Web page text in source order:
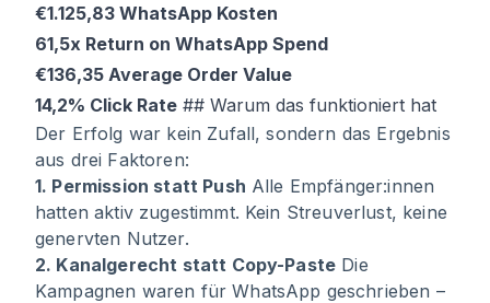
€1.125,83 WhatsApp Kosten
61,5x Return on WhatsApp Spend
€136,35 Average Order Value
14,2% Click Rate ## Warum das funktioniert hat
Der Erfolg war kein Zufall, sondern das Ergebnis
aus drei Faktoren:
1. Permission statt Push Alle Empfänger:innen
hatten aktiv zugestimmt. Kein Streuverlust, keine
genervten Nutzer.
2. Kanalgerecht statt Copy-Paste Die
Kampagnen waren für WhatsApp geschrieben –